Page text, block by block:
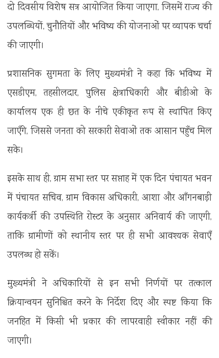
दो दिवसीय विशेष सत्र आयोजित किया जाएगा, जिसमें राज्य की
उपलब्धियों, चुनौतियों और भविष्य की योजनाओं पर व्यापक चर्चा
की जाएगी।
प्रशासनिक सुगमता के लिए मुख्यमंत्री ने कहा कि भविष्य में
एसडीएम, तहसीलदार, पुलिस क्षेत्राधिकारी और बीडीओ के
कार्यालय एक ही छत के नीचे एकीकृत रूप से स्थापित किए
जाएँगे, जिससे जनता को सरकारी सेवाओं तक आसान पहुँच मिल
सके।
इसके साथ ही, ग्राम सभा स्तर पर सप्ताह में एक दिन पंचायत भवन
में पंचायत सचिव, ग्राम विकास अधिकारी, आशा और आँगनबाड़ी
कार्यकर्त्री की उपस्थिति रोस्टर के अनुसार अनिवार्य की जाएगी,
ताकि ग्रामीणों को स्थानीय स्तर पर ही सभी आवश्यक सेवाएँ
उपलब्ध हो सकें।
मुख्यमंत्री ने अधिकारियों से इन सभी निर्णयों पर तत्काल
क्रियान्वयन सुनिश्चित करने के निर्देश दिए और स्पष्ट किया कि
जनहित में किसी भी प्रकार की लापरवाही स्वीकार नहीं की
जाएगी।